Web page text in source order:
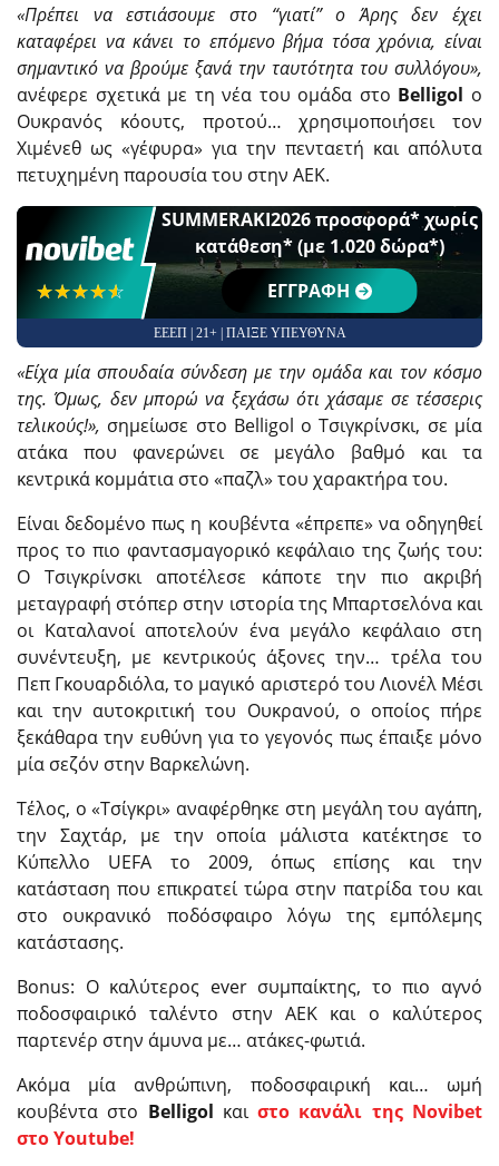
«Πρέπει να εστιάσουμε στο “γιατί”o Άρης δεν έχει
καταφέρει να κάνει το επόμενο βήμα τόσα χρόνια, είναι
σημαντικό να βρούμε ξανά την ταυτότητα του συλλόγου»,
ανέφερε σχετικά με τη νέα του ομάδα στο Belligol ο
Ουκρανός κόουτς, προτού… χρησιμοποιήσει τον
Χιμένεθ ως «γέφυρα» για την πενταετή και απόλυτα
πετυχημένη παρουσία του στην ΑΕΚ.
☆☆☆☆☆
★★★★★
SUMMERAKI2026 προσφορά* χωρίς
κατάθεση* (με 1.020 δώρα*)
ΕΓΓΡΑΦΗ
ΕΕΕΠ | 21+ | ΠΑΙΞΕ ΥΠΕΥΘΥΝΑ
«Είχα μία σπουδαία σύνδεση με την ομάδα και τον κόσμο
της. Όμως, δεν μπορώ να ξεχάσω ότι χάσαμε σε τέσσερις
τελικούς!», σημείωσε στο Belligol ο Τσιγκρίνσκι, σε μία
ατάκα που φανερώνει σε μεγάλο βαθμό και τα
κεντρικά κομμάτια στο «παζλ» του χαρακτήρα του.
Είναι δεδομένο πως η κουβέντα «έπρεπε» να οδηγηθεί
προς το πιο φαντασμαγορικό κεφάλαιο της ζωής του:
Ο Τσιγκρίνσκι αποτέλεσε κάποτε την πιο ακριβή
μεταγραφή στόπερ στην ιστορία της Μπαρτσελόνα και
οι Καταλανοί αποτελούν ένα μεγάλο κεφάλαιο στη
συνέντευξη, με κεντρικούς άξονες την… τρέλα του
Πεπ Γκουαρδιόλα, το μαγικό αριστερό του Λιονέλ Μέσι
και την αυτοκριτική του Ουκρανού, ο οποίος πήρε
ξεκάθαρα την ευθύνη για το γεγονός πως έπαιξε μόνο
μία σεζόν στην Βαρκελώνη.
Τέλος, ο «Τσίγκρι» αναφέρθηκε στη μεγάλη του αγάπη,
την Σαχτάρ, με την οποία μάλιστα κατέκτησε το
Κύπελλο UEFA το 2009, όπως επίσης και την
κατάσταση που επικρατεί τώρα στην πατρίδα του και
στο ουκρανικό ποδόσφαιρο λόγω της εμπόλεμης
κατάστασης.
Bonus: Ο καλύτερος ever συμπαίκτης, το πιο αγνό
ποδοσφαιρικό ταλέντο στην ΑΕΚ και ο καλύτερος
παρτενέρ στην άμυνα με… ατάκες-φωτιά.
Ακόμα μία ανθρώπινη, ποδοσφαιρική και… ωμή
κουβέντα στο Belligol καιστο κανάλι της Novibet
στοYoutube!